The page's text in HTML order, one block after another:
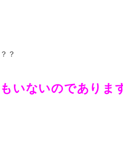
？
いないのでありま